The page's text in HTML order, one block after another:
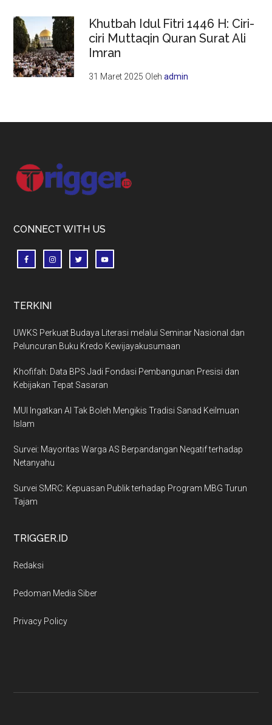
Khutbah Idul Fitri 1446 H: Ciri-
ciri Muttaqin Quran Surat Ali
Imran
31 Maret 2025 Olehadmin
Footer
CONNECT WITH US
TERKINI
UWKS Perkuat Budaya Literasi melalui Seminar Nasional dan
Peluncuran Buku Kredo Kewijayakusumaan
Khofifah: Data BPS Jadi Fondasi Pembangunan Presisi dan
Kebijakan Tepat Sasaran
MUI Ingatkan AI Tak Boleh Mengikis Tradisi Sanad Keilmuan
Islam
Survei: Mayoritas Warga AS Berpandangan Negatif terhadap
Netanyahu
Survei SMRC: Kepuasan Publik terhadap Program MBG Turun
Tajam
TRIGGER.ID
Redaksi
Pedoman Media Siber
Privacy Policy